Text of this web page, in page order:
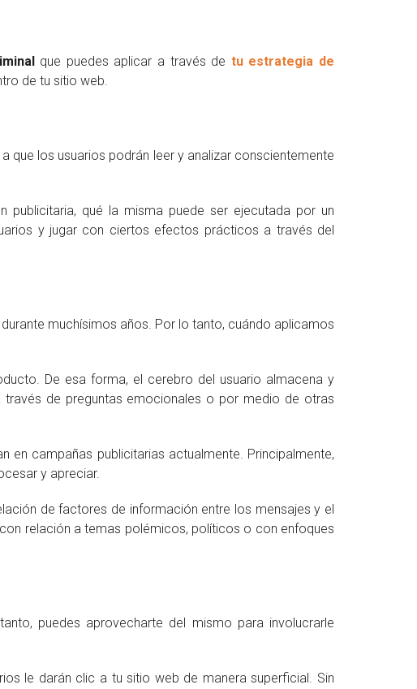
que puedes aplicar a través de tu estrategia de
de tu sitio web.
que los usuarios podrán leer y analizar conscientemente
publicitaria, qué la misma puede ser ejecutada por un
y jugar con ciertos efectos prácticos a través del
muchísimos años. Por lo tanto, cuándo aplicamos
De esa forma, el cerebro del usuario almacena y
de preguntas emocionales o por medio de otras
campañas publicitarias actualmente. Principalmente,
y apreciar.
de factores de información entre los mensajes y el
relación a temas polémicos, políticos o con enfoques
puedes aprovecharte del mismo para involucrarle
le darán clic a tu sitio web de manera superficial. Sin